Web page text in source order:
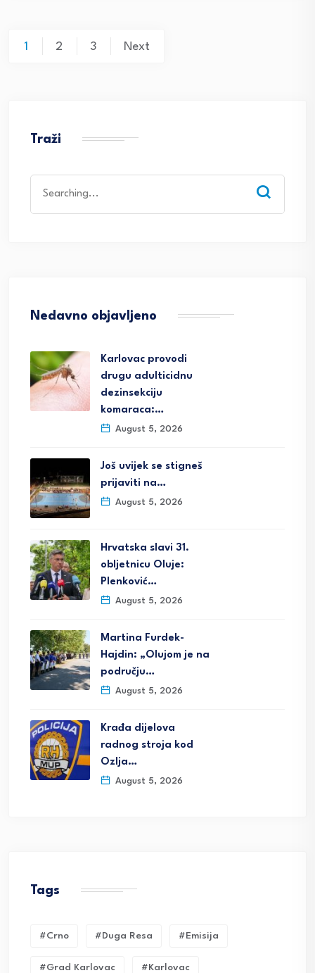
Posts
1 2 3 Next
Traži
for:
Nedavno objavljeno
Karlovac provodi
drugu adulticidnu
dezinsekciju
komaraca:…
August 5, 2026
Još uvijek se stigneš
prijaviti na…
August 5, 2026
Hrvatska slavi 31.
obljetnicu Oluje:
Plenković…
August 5, 2026
Martina Furdek-
Hajdin: „Olujom je na
području…
August 5, 2026
Krađa dijelova
radnog stroja kod
Ozlja…
August 5, 2026
Tags
#crno #duga Resa #emisija
#grad Karlovac #karlovac